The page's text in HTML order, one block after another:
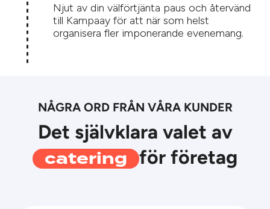
Njut av din välförtjänta paus och återvänd
till Kampaay för att när som helst
organisera fler imponerande evenemang.
NÅGRA ORD FRÅN VÅRA KUNDER
Det självklara valet av
catering för företag